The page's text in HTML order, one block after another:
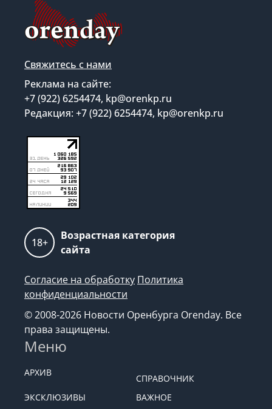
Свяжитесь с нами
Реклама на сайте:
+7 (922) 6254474, kp@orenkp.ru
Редакция: +7 (922) 6254474, kp@orenkp.ru
18+
Возрастная категория
сайта
Согласие на обработку Политика
конфиденциальности
© 2008-2026 Новости Оренбурга Orenday. Все
права защищены.
Меню
АРХИВ
СПРАВОЧНИК
ЭКСКЛЮЗИВЫ
ВАЖНОЕ